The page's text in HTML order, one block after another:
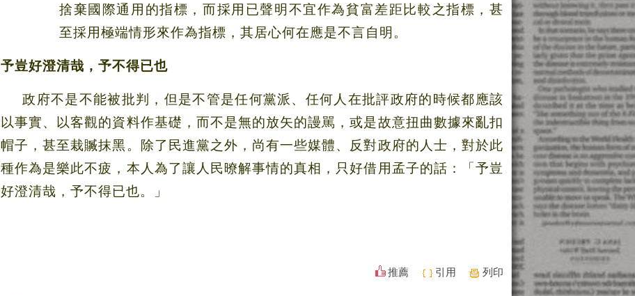
捨棄國際通用的指標，而採用已聲明不宜作為貧富差距比較之指標，甚
至採用極端情形來作為指標，其居心何在應是不言自明。
予豈好澄清哉，予不得已也
政府不是不能被批判，但是不管是任何黨派、任何人在批評政府的時候都應該
以事實、以客觀的資料作基礎，而不是無的放矢的謾駡，或是故意扭曲數據來亂扣
帽子，甚至栽贓抹黑。除了民進黨之外，尚有一些媒體、反對政府的人士，對於此
種作為是樂此不疲，本人為了讓人民暸解事情的真相，只好借用孟子的話：「予豈
好澄清哉，予不得已也。」
推薦 引用 列印